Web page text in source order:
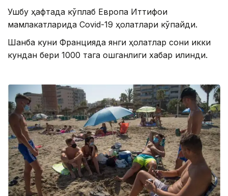
Ушбу ҳафтада кўплаб Европа Иттифоқи
мамлакатларида Covid-19 ҳолатлари кўпайди.
Шанба куни Францияда янги ҳолатлар сони икки
кундан бери 1000 тага ошганлиги хабар қилинди.